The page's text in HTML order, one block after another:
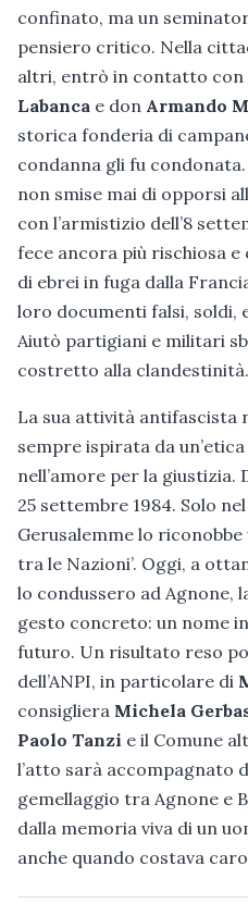
confinato, ma un
pensiero critico. Nella
altri, entrò in contatto
Labanca e don Armando
storica fonderia di
condanna gli fu
non smise mai di opporsi
con l’armistizio dell’8
fece ancora più rischiosa
di ebrei in fuga dalla
loro documenti falsi, soldi,
Aiutò partigiani e militari
costretto alla clandestinità.
La sua attività antifascista
sempre ispirata da
nell’amore per la giustizia.
25 settembre 1984. Solo
Gerusalemme lo
tra le Nazioni’. Oggi, a
lo condussero ad Agnone,
gesto concreto: un nome
futuro. Un risultato reso
dell’ANPI, in particolare di
consigliera Michela
Paolo Tanzi e il Comune
l’atto sarà accompagnato
gemellaggio tra Agnone e
dalla memoria viva di un
anche quando costava